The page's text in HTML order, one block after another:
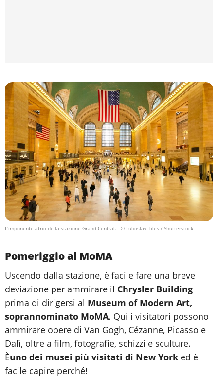
L'imponente atrio della stazione Grand Central. - © Luboslav Tiles / Shutterstock
Pomeriggio al MoMA
Uscendo dalla stazione, è facile fare una breve
deviazione per ammirare il Chrysler Building
prima di dirigersi al Museum of Modern Art,
soprannominato MoMA. Qui i visitatori possono
ammirare opere di Van Gogh, Cézanne, Picasso e
Dalì, oltre a film, fotografie, schizzi e sculture.
Èuno dei musei più visitati di New York ed è
facile capire perché!